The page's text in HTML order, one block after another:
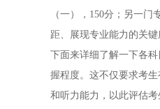
（一），150分；另一
距、展现专业能力的关键
下面来详细了解一下各
握程度。这不仅要求考
和听力能力，以此评估